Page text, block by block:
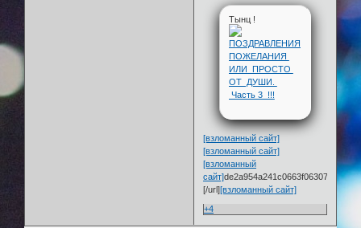
Тынц !
[взломанный сайт]
[взломанный сайт]
[взломанный
сайт]de2a954a241c0663f0630785b.gif[/
[/url][взломанный сайт]
+4